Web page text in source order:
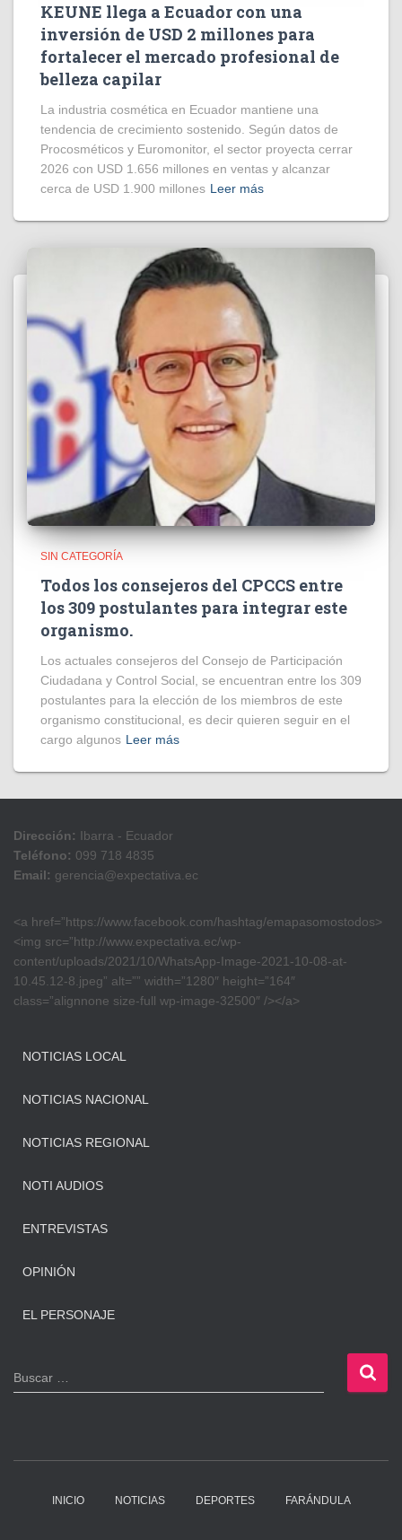
KEUNE llega a Ecuador con una
inversión de USD 2 millones para
fortalecer el mercado profesional de
belleza capilar
La industria cosmética en Ecuador mantiene una
tendencia de crecimiento sostenido. Según datos de
Procosméticos y Euromonitor, el sector proyecta cerrar
2026 con USD 1.656 millones en ventas y alcanzar
cerca de USD 1.900 millones Leer más
SIN CATEGORÍA
Todos los consejeros del CPCCS entre
los 309 postulantes para integrar este
organismo.
Los actuales consejeros del Consejo de Participación
Ciudadana y Control Social, se encuentran entre los 309
postulantes para la elección de los miembros de este
organismo constitucional, es decir quieren seguir en el
cargo algunos Leer más
Dirección: Ibarra - Ecuador
Teléfono: 099 718 4835
Email: gerencia@expectativa.ec
<a href=”https://www.facebook.com/hashtag/emapasomostodos>
<img src=”http://www.expectativa.ec/wp-
content/uploads/2021/10/WhatsApp-Image-2021-10-08-at-
10.45.12-8.jpeg” alt=”” width=”1280″ height=”164″
class=”alignnone size-full wp-image-32500″ /></a>
NOTICIAS LOCAL
NOTICIAS NACIONAL
NOTICIAS REGIONAL
NOTI AUDIOS
ENTREVISTAS
OPINIÓN
EL PERSONAJE
B
u
Buscar …
INICIO NOTICIAS DEPORTES FARÁNDULA